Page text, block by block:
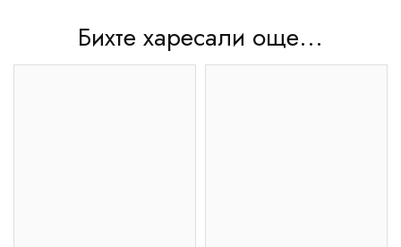
Бихте харесали още...